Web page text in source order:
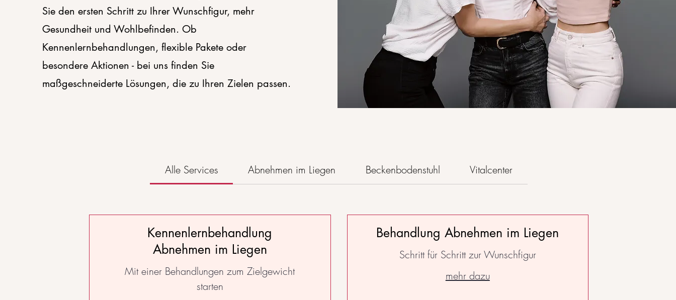
Sie den ersten Schritt zu Ihrer Wunschfigur, mehr
Gesundheit und Wohlbefinden. Ob
Kennenlernbehandlungen, flexible Pakete oder
besondere Aktionen - bei uns finden Sie
maßgeschneiderte Lösungen, die zu Ihren Zielen passen.
Alle Services Abnehmen im Liegen Beckenbodenstuhl Vitalcenter
Kennenlernbehandlung
Abnehmen im Liegen
Mit einer Behandlungen zum Zielgewicht
starten
Behandlung Abnehmen im Liegen
Schritt für Schritt zur Wunschfigur
mehr dazu